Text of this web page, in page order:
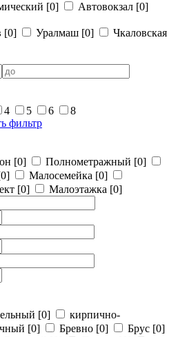
[0] Автовокзал [0]
[0] Уралмаш [0]
Чкаловская
4 5 6
8
фильтр
[0] Полнометражный [0]
Малосемейка [0]
[0] Малоэтажка [0]
[0]
кирпично-
[0] Бревно [0] Брус [0]